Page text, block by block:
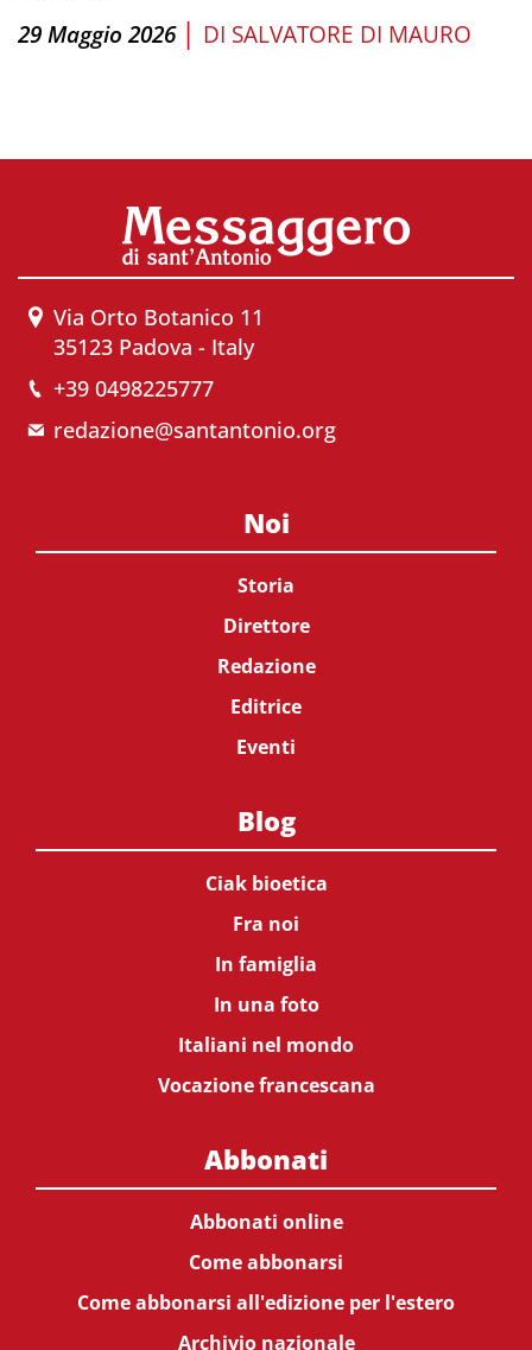
29 Maggio 2026 | DI SALVATORE DI MAURO
Via Orto Botanico 11
35123 Padova - Italy
+39 0498225777
redazione@santantonio.org
Noi
Storia
Direttore
Redazione
Editrice
Eventi
Blog
Ciak bioetica
Fra noi
In famiglia
In una foto
Italiani nel mondo
Vocazione francescana
Abbonati
Abbonati online
Come abbonarsi
Come abbonarsi all'edizione per l'estero
Archivio nazionale